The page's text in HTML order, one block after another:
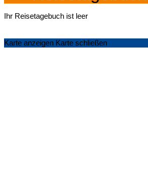
Ihr Reisetagebuch ist leer
Karte anzeigen Karte schließen